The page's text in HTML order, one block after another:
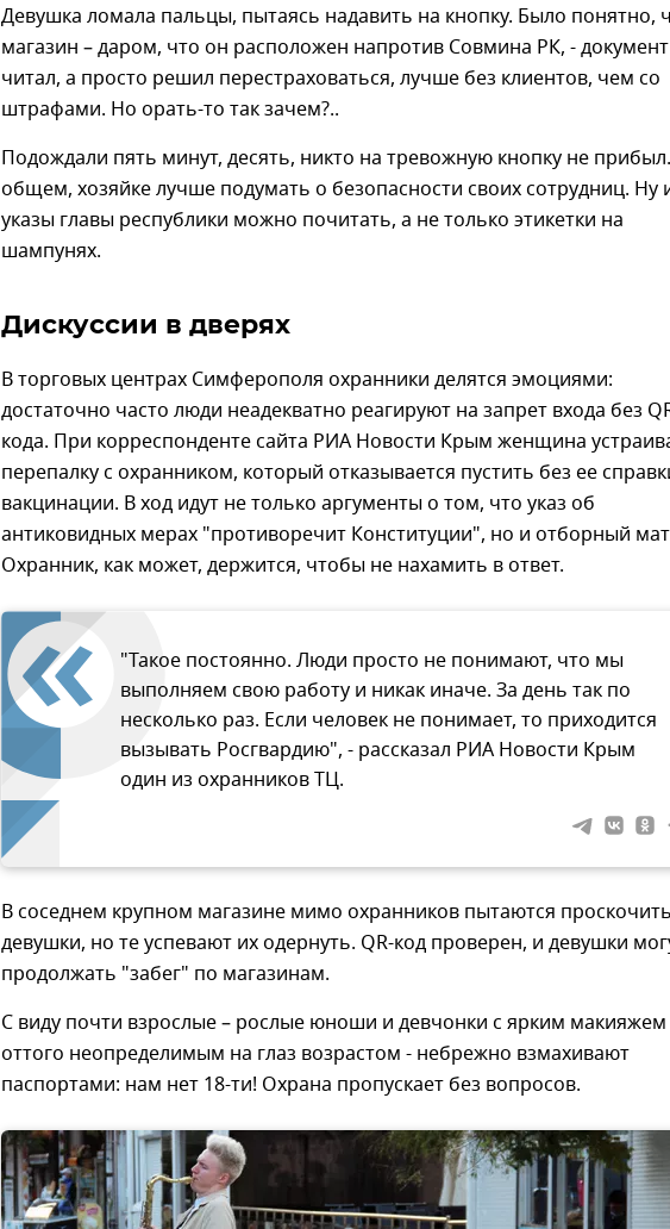
Девушка ломала пальцы, пытаясь надавить на кнопку. Было понятно,
магазин – даром, что он расположен напротив Совмина РК, -
читал, а просто решил перестраховаться, лучше без клиентов, чем со
штрафами. Но орать-то так зачем?..
Подождали пять минут, десять, никто на тревожную кнопку не
общем, хозяйке лучше подумать о безопасности своих сотрудниц. Ну
указы главы республики можно почитать, а не только этикетки на
шампунях.
Дискуссии в дверях
В торговых центрах Симферополя охранники делятся эмоциями:
достаточно часто люди неадекватно реагируют на запрет входа без
кода. При корреспонденте сайта РИА Новости Крым женщина
перепалку с охранником, который отказывается пустить без ее
вакцинации. В ход идут не только аргументы о том, что указ об
антиковидных мерах "противоречит Конституции", но и отборный
Охранник, как может, держится, чтобы не нахамить в ответ.
"Такое постоянно. Люди просто не понимают, что мы
выполняем свою работу и никак иначе. За день так по
несколько раз. Если человек не понимает, то приходится
вызывать Росгвардию", - рассказал РИА Новости Крым
один из охранников ТЦ.
В соседнем крупном магазине мимо охранников пытаются
девушки, но те успевают их одернуть. QR-код проверен, и девушки
продолжать "забег" по магазинам.
С виду почти взрослые – рослые юноши и девчонки с ярким
оттого неопределимым на глаз возрастом - небрежно взмахивают
паспортами: нам нет 18-ти! Охрана пропускает без вопросов.